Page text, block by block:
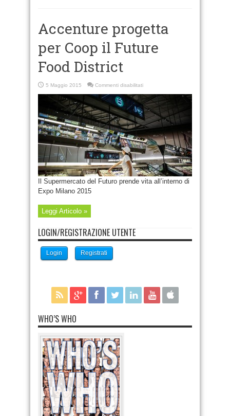
Accenture progetta
per Coop il Future
Food District
5 Maggio 2015 Commenti disabilitatisu
progetta
per
Coop
il
Future
Food
District
Il Supermercato del Futuro prende vita all’interno di
Expo Milano 2015
Leggi Articolo »
LOGIN/REGISTRAZIONE UTENTE
Login Registrati
WHO’S WHO